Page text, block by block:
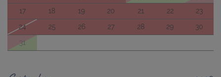
17
18 19 20 21 22
23
24
25 26 27 28 29
30
31